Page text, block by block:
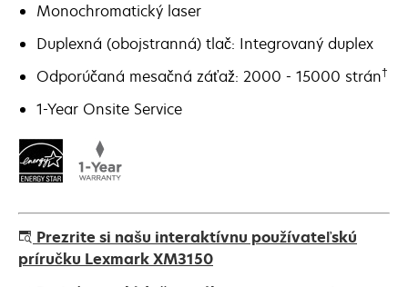
Monochromatický laser
Duplexná (obojstranná) tlač: Integrovaný duplex
Odporúčaná mesačná záťaž: 2000 - 15000 strán†
1-Year Onsite Service
Prezrite si našu interaktívnu používateľskú
príručku Lexmark XM3150